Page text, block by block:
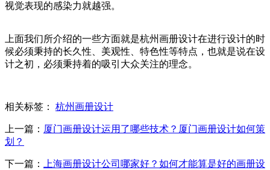
视觉表现的感染力就越强。
上面我们所介绍的一些方面就是杭州画册设计在进行设计的时
候必须秉持的长久性、美观性、特色性等特点，也就是说在设
计之初，必须秉持着的吸引大众关注的理念。
相关标签： 杭州画册设计
上一篇： 厦门画册设计运用了哪些技术？厦门画册设计如何策
划？
下一篇：
上海画册设计公司哪家好？如何才能算是好的画册设